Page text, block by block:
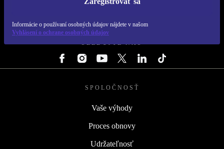
Informácie o používaní osobných údajov nájdete v našom
Vyhlásení o ochrane osobných údajov
SLEDUJTE NÁS
SPOLOČNOSŤ
Vaše výhody
Proces obnovy
Udržateľnosť